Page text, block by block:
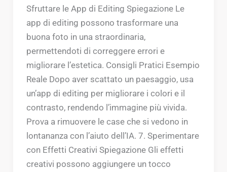
Sfruttare le App di Editing Spiegazione Le
app di editing possono trasformare una
buona foto in una straordinaria,
permettendoti di correggere errori e
migliorare l’estetica. Consigli Pratici Esempio
Reale Dopo aver scattato un paesaggio, usa
un’app di editing per migliorare i colori e il
contrasto, rendendo l’immagine più vivida.
Prova a rimuovere le case che si vedono in
lontananza con l’aiuto dell’IA. 7. Sperimentare
con Effetti Creativi Spiegazione Gli effetti
creativi possono aggiungere un tocco